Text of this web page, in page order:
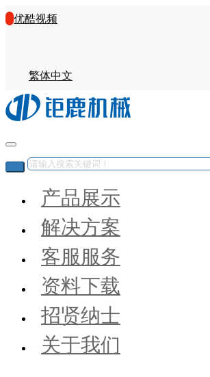
优酷视频
繁体中文
产品展示
解决方案
客服服务
资料下载
招贤纳士
关于我们